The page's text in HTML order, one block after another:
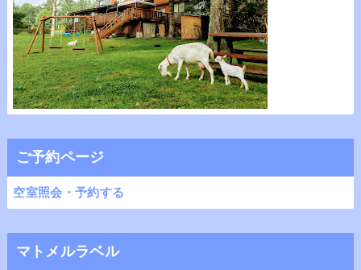
ご予約ページ
空室照会・予約する
マトメルラベル